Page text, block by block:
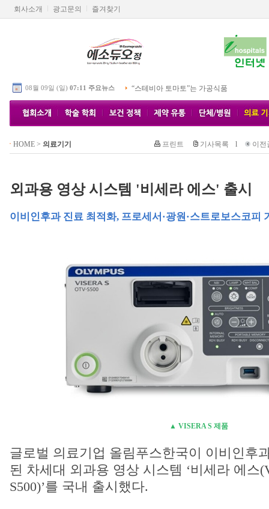
회사소개 광고문의 즐겨찾기
08월 09일 (일) 07:11 주요뉴스 “스테비아 토마토”는 가공식품
HOME> 의료기기 프린트 기사목록 l 이전
외과용 영상 시스템 '비세라 에스' 출시
이비인후과 진료 최적화, 프로세서·광원·스트로보스코피
▲ VISERA S 제품
글로벌 의료기업 올림푸스한국이 이비인후
된 차세대 외과용 영상 시스템 ‘비세라 에스
S500)’를 국내 출시했다.